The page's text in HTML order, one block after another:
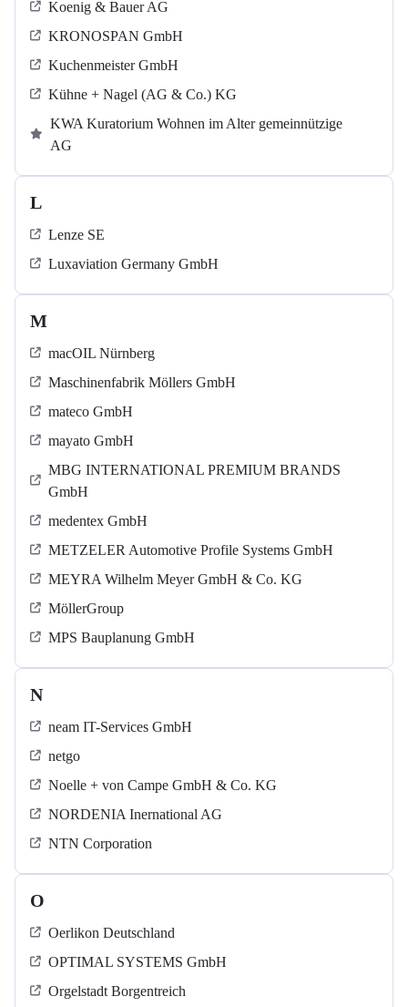
Koenig & Bauer AG
KRONOSPAN GmbH
Kuchenmeister GmbH
Kühne + Nagel (AG & Co.) KG
KWA Kuratorium Wohnen im Alter gemeinnützige
AG
L
Lenze SE
Luxaviation Germany GmbH
M
macOIL Nürnberg
Maschinenfabrik Möllers GmbH
mateco GmbH
mayato GmbH
MBG INTERNATIONAL PREMIUM BRANDS
GmbH
medentex GmbH
METZELER Automotive Profile Systems GmbH
MEYRA Wilhelm Meyer GmbH & Co. KG
MöllerGroup
MPS Bauplanung GmbH
N
neam IT-Services GmbH
netgo
Noelle + von Campe GmbH & Co. KG
NORDENIA Inernational AG
NTN Corporation
O
Oerlikon Deutschland
OPTIMAL SYSTEMS GmbH
Orgelstadt Borgentreich